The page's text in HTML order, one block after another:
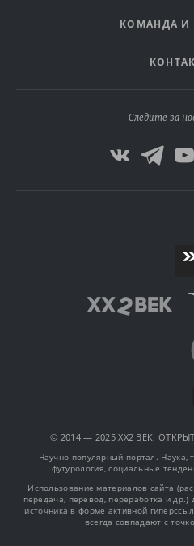
КОМАНДА И
Следите за
© 2014 — 2025 XX2 ВЕК.
Научно-популярный портал. Наука,
футурология, социальные
Использование материалов сайта
передача, перевод, переработка и др.)
источника в форме активной
всегда совпадают с